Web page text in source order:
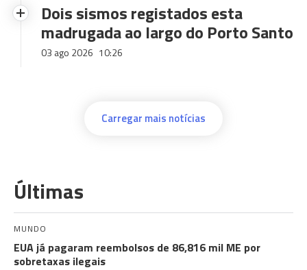
Dois sismos registados esta
madrugada ao largo do Porto Santo
03 ago 2026 10:26
Carregar mais notícias
Últimas
MUNDO
EUA já pagaram reembolsos de 86,816 mil ME por
sobretaxas ilegais